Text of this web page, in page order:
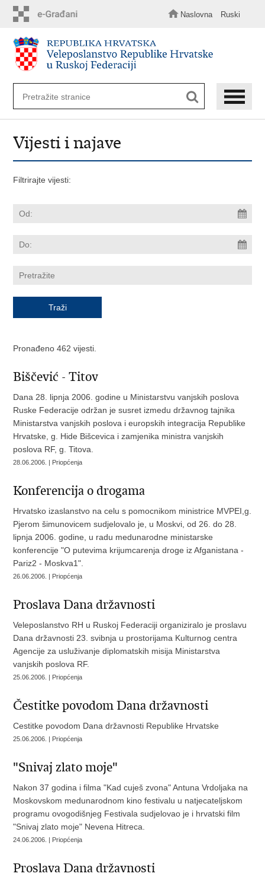
sadržaj
Naslovna Ruski
Vijesti i najave
Filtrirajte vijesti:
Pronađeno 462 vijesti.
Biščević - Titov
Dana 28. lipnja 2006. godine u Ministarstvu vanjskih poslova
Ruske Federacije održan je susret izmedu državnog tajnika
Ministarstva vanjskih poslova i europskih integracija Republike
Hrvatske, g. Hide Bišcevica i zamjenika ministra vanjskih
poslova RF, g. Titova.
28.06.2006. | Priopćenja
Konferencija o drogama
Hrvatsko izaslanstvo na celu s pomocnikom ministrice MVPEI,g.
Pjerom šimunovicem sudjelovalo je, u Moskvi, od 26. do 28.
lipnja 2006. godine, u radu medunarodne ministarske
konferencije "O putevima krijumcarenja droge iz Afganistana -
Pariz2 - Moskva1".
26.06.2006. | Priopćenja
Proslava Dana državnosti
Veleposlanstvo RH u Ruskoj Federaciji organiziralo je proslavu
Dana državnosti 23. svibnja u prostorijama Kulturnog centra
Agencije za usluživanje diplomatskih misija Ministarstva
vanjskih poslova RF.
25.06.2006. | Priopćenja
Čestitke povodom Dana državnosti
Cestitke povodom Dana državnosti Republike Hrvatske
25.06.2006. | Priopćenja
"Snivaj zlato moje"
Nakon 37 godina i filma "Kad cuješ zvona" Antuna Vrdoljaka na
Moskovskom medunarodnom kino festivalu u natjecateljskom
programu ovogodišnjeg Festivala sudjelovao je i hrvatski film
"Snivaj zlato moje" Nevena Hitreca.
24.06.2006. | Priopćenja
Proslava Dana državnosti